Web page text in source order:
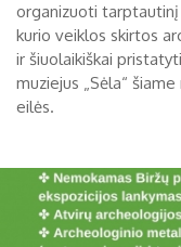
Biržai
Biržai
Pr
10
17
organizuoti tarptautinį
kurio veiklos skirtos
ir šiuolaikiškai
muziejus „Sėla“
eilės.